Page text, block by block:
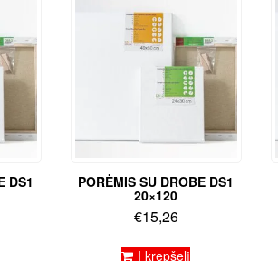
DS1 PORĖMIS SU DROBE DS1
20×120
€15,26
Į krepšelį